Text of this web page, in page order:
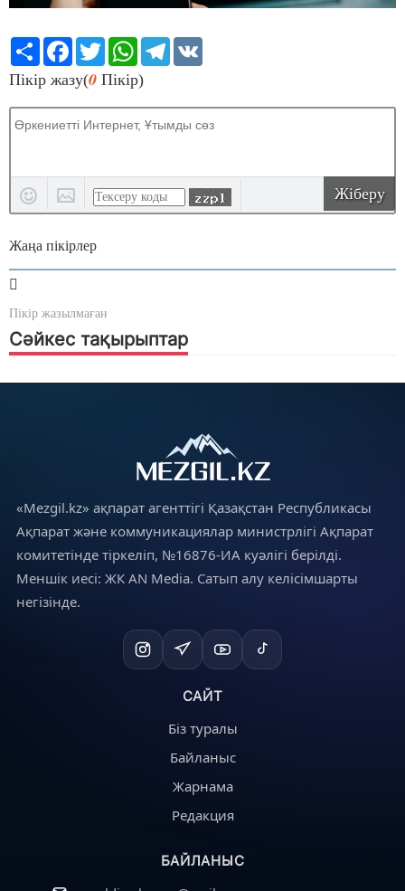
Share Facebook
TwitterWhatsApp
Telegram
Пікір жазу(0 Пікір)
Жіберу
Жаңа пікірлер
Пікір жазылмаған
Сәйкес тақырыптар
«Mezgil.kz» ақпарат агенттігі Қазақстан Республикасы
Ақпарат және коммуникациялар министрлігі Ақпарат
комитетінде тіркеліп, №16876-ИА куәлігі берілді.
Меншік иесі: ЖК AN Media. Сатып алу келісімшарты
негізінде.
САЙТ
Біз туралы
Байланыс
Жарнама
Редакция
БАЙЛАНЫС